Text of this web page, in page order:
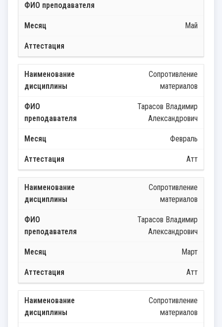
Май
Сопротивление
материалов
Тарасов Владимир
Александрович
Февраль
Атт
Сопротивление
материалов
Тарасов Владимир
Александрович
Март
Атт
Сопротивление
материалов